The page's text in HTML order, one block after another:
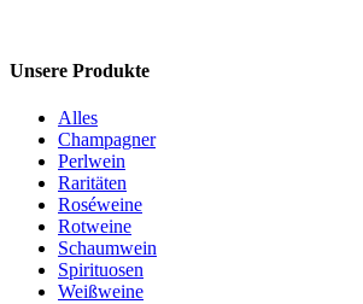
Unsere Produkte
Alles
Champagner
Perlwein
Raritäten
Roséweine
Rotweine
Schaumwein
Spirituosen
Weißweine